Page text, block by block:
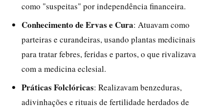
como "suspeitas" por independência financeira.
Conhecimento de Ervas e Cura: Atuavam como
parteiras e curandeiras, usando plantas medicinais
para tratar febres, feridas e partos, o que rivalizava
com a medicina eclesial.
Práticas Folclóricas: Realizavam benzeduras,
adivinhações e rituais de fertilidade herdados de